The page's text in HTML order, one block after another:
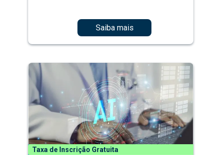
Saiba mais
Taxa de Inscrição Gratuita